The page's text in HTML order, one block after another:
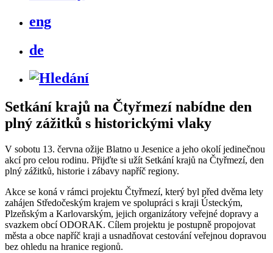
eng
de
Setkání krajů na Čtyřmezí nabídne den
plný zážitků s historickými vlaky
V sobotu 13. června ožije Blatno u Jesenice a jeho okolí jedinečnou
akcí pro celou rodinu. Přijďte si užít Setkání krajů na Čtyřmezí, den
plný zážitků, historie i zábavy napříč regiony.
Akce se koná v rámci projektu Čtyřmezí, který byl před dvěma lety
zahájen Středočeským krajem ve spolupráci s kraji Ústeckým,
Plzeňským a Karlovarským, jejich organizátory veřejné dopravy a
svazkem obcí ODORAK. Cílem projektu je postupně propojovat
města a obce napříč kraji a usnadňovat cestování veřejnou dopravou
bez ohledu na hranice regionů.